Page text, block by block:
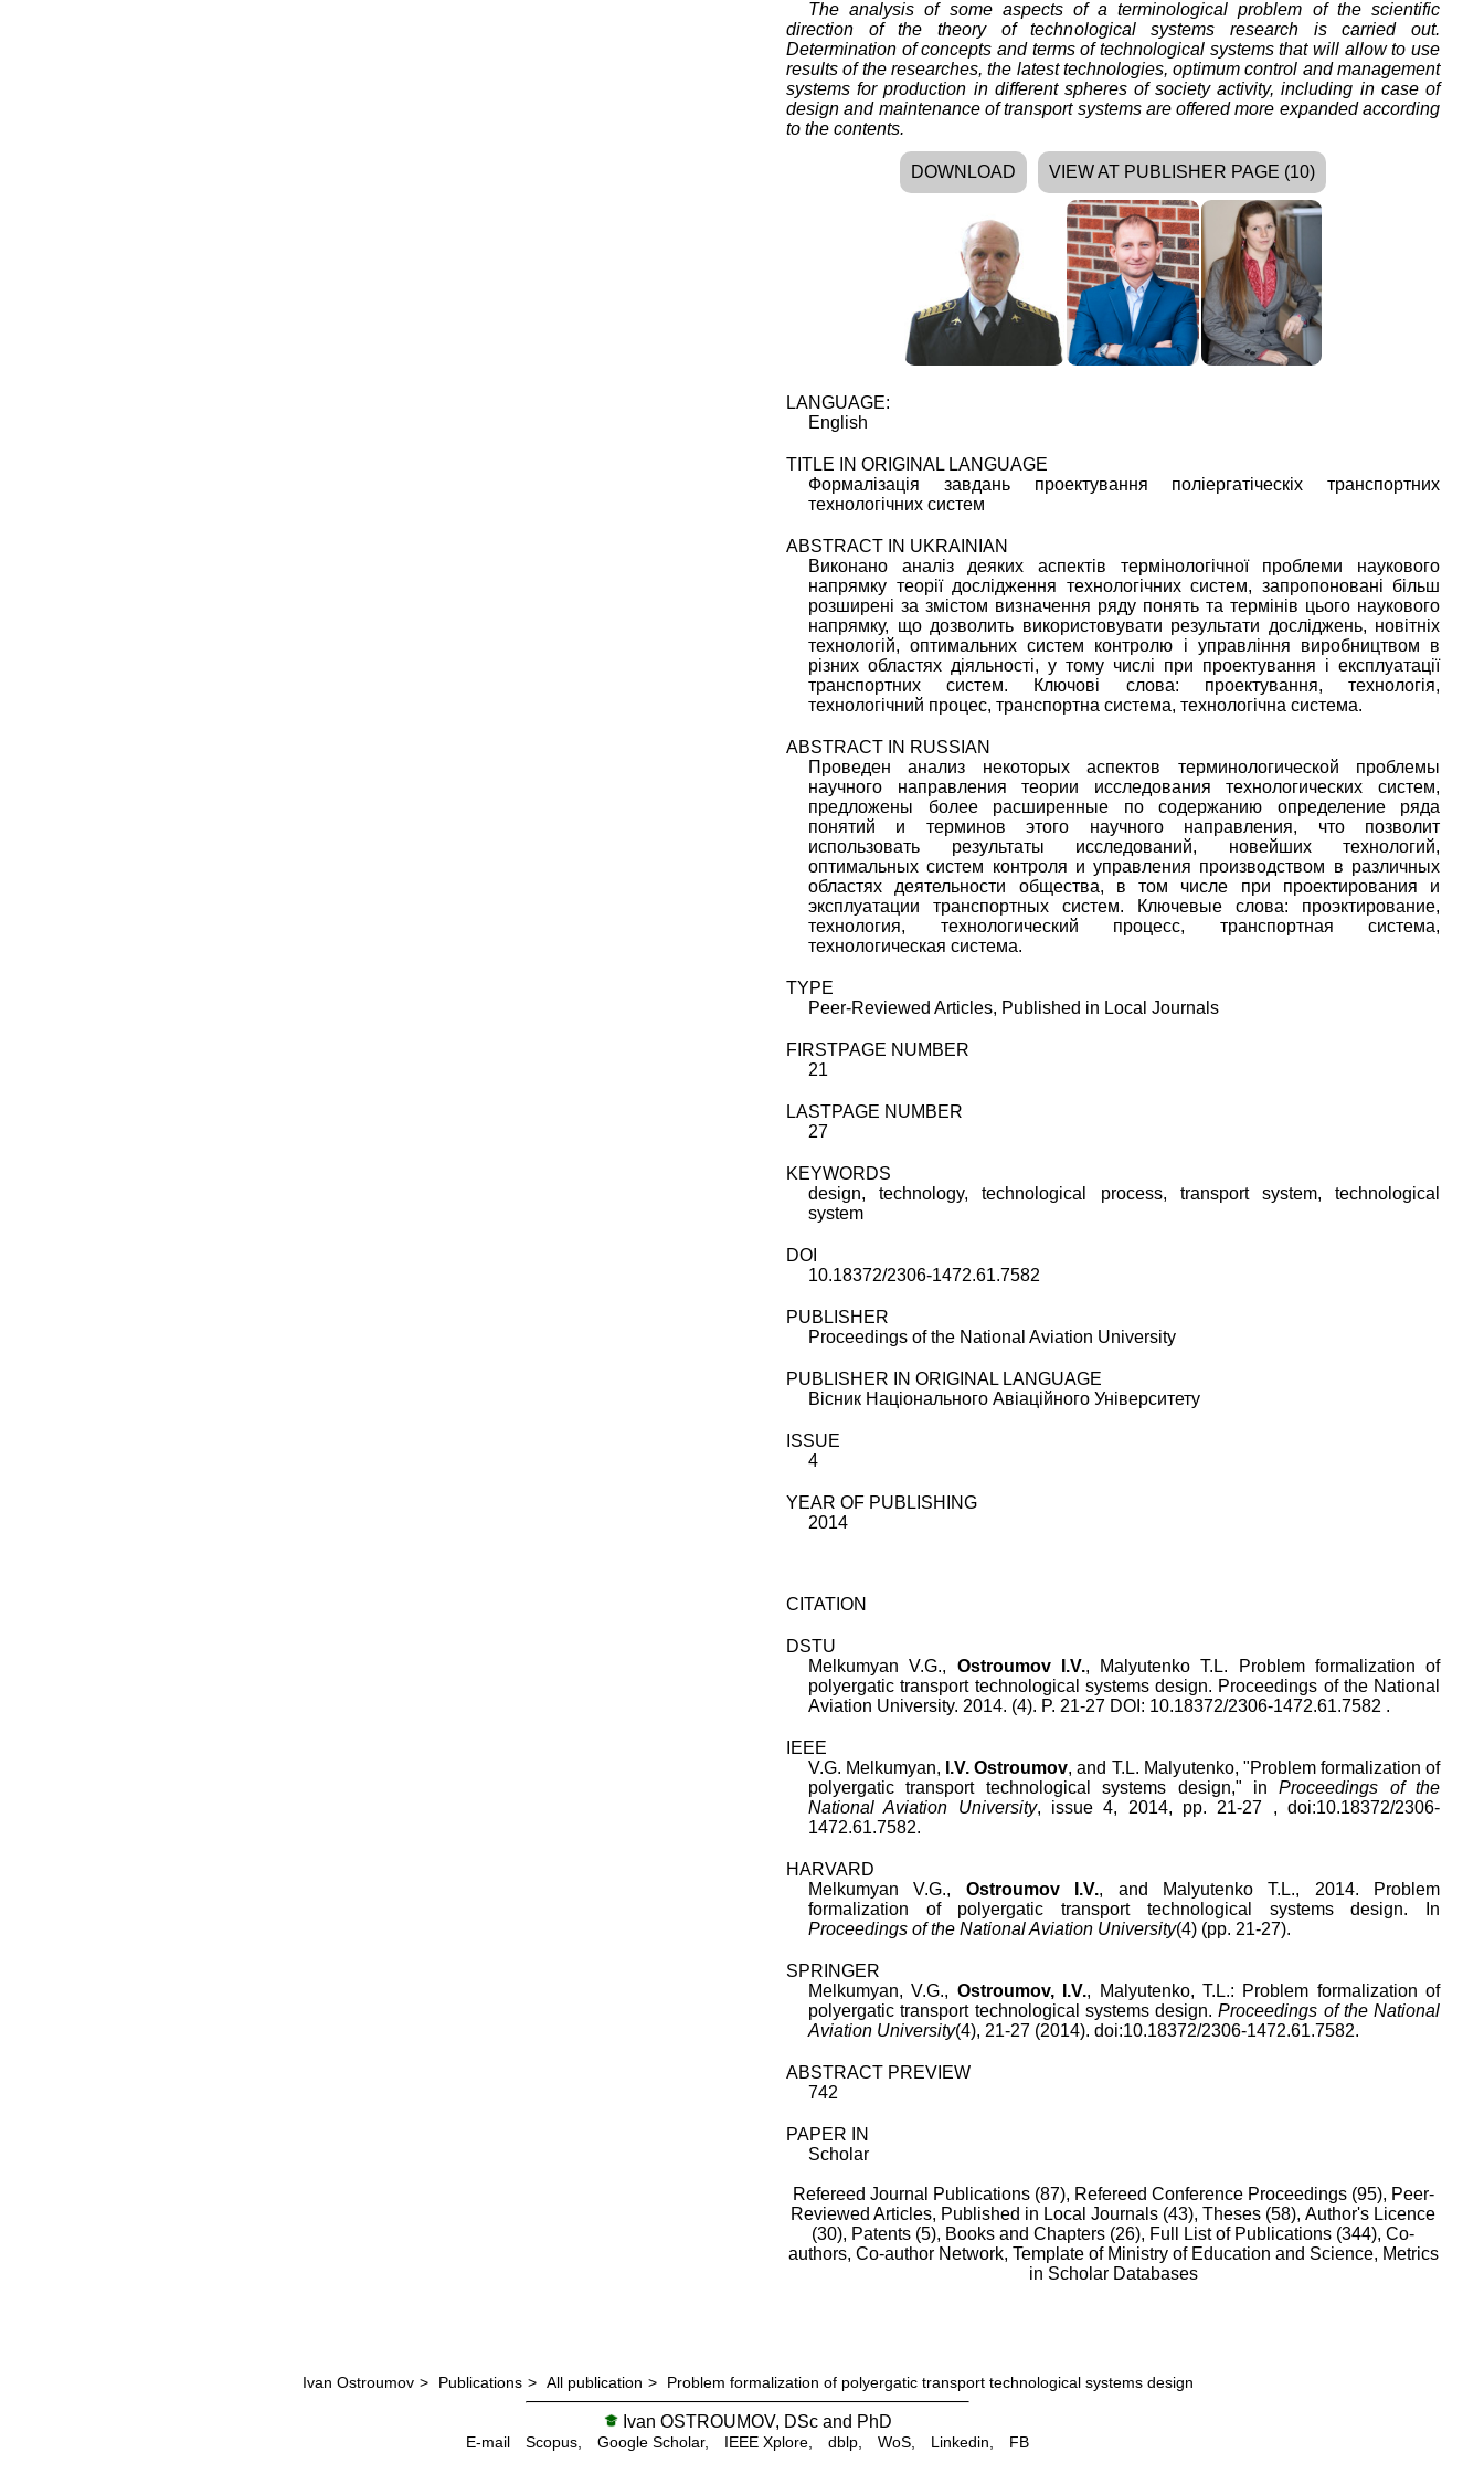
The analysis of some aspects of a terminological problem of the scientific
direction of the theory of technological systems research is carried out.
Determination of concepts and terms of technological systems that will allow to use
results of the researches, the latest technologies, optimum control and management
systems for production in different spheres of society activity, including in case of
design and maintenance of transport systems are offered more expanded according
to the contents.
DOWNLOAD VIEW AT PUBLISHER PAGE (10)
LANGUAGE:
English
TITLE IN ORIGINAL LANGUAGE
Формалізація завдань проектування поліергатіческіх транспортних
технологічних систем
ABSTRACT IN UKRAINIAN
Виконано аналіз деяких аспектів термінологічної проблеми наукового
напрямку теорії дослідження технологічних систем, запропоновані більш
розширені за змістом визначення ряду понять та термінів цього наукового
напрямку, що дозволить використовувати результати досліджень, новітніх
технологій, оптимальних систем контролю і управління виробництвом в
різних областях діяльності, у тому числі при проектування і експлуатації
транспортних систем. Ключові слова: проектування, технологія,
технологічний процес, транспортна система, технологічна система.
ABSTRACT IN RUSSIAN
Проведен анализ некоторых аспектов терминологической проблемы
научного направления теории исследования технологических систем,
предложены более расширенные по содержанию определение ряда
понятий и терминов этого научного направления, что позволит
использовать результаты исследований, новейших технологий,
оптимальных систем контроля и управления производством в различных
областях деятельности общества, в том числе при проектирования и
эксплуатации транспортных систем. Ключевые слова: проэктирование,
технология, технологический процесс, транспортная система,
технологическая система.
TYPE
Peer-Reviewed Articles, Published in Local Journals
FIRSTPAGE NUMBER
21
LASTPAGE NUMBER
27
KEYWORDS
design, technology, technological process, transport system, technological
system
DOI
10.18372/2306-1472.61.7582
PUBLISHER
Proceedings of the National Aviation University
PUBLISHER IN ORIGINAL LANGUAGE
Вісник Національного Авіаційного Університету
ISSUE
4
YEAR OF PUBLISHING
2014
CITATION
DSTU
Melkumyan V.G., Ostroumov I.V., Malyutenko T.L.
Problem formalization of
polyergatic transport technological systems design. Proceedings of the National
Aviation University. 2014. (4). P. 21-27 DOI: 10.18372/2306-1472.61.7582 .
IEEE
V.G. Melkumyan, I.V. Ostroumov, and T.L. Malyutenko, "Problem formalization of
polyergatic transport technological systems design," inProceedings of the
National Aviation University, issue4, 2014, pp. 21-27 , doi:10.18372/2306-
1472.61.7582.
HARVARD
Melkumyan V.G., Ostroumov I.V., and Malyutenko T.L., 2014. Problem
formalization of polyergatic transport technological systems design. In
Proceedings of the National Aviation University(4) (pp. 21-27).
SPRINGER
Melkumyan, V.G., Ostroumov, I.V., Malyutenko, T.L.: Problem formalization of
polyergatic transport technological systems design.Proceedings of the National
Aviation University(4), 21-27 (2014). doi:10.18372/2306-1472.61.7582.
ABSTRACT PREVIEW
742
PAPER IN
Scholar
Refereed Journal Publications (87), Refereed Conference Proceedings (95), Peer-
Reviewed Articles, Published in Local Journals (43), Theses (58), Author's Licence
(30), Patents (5), Books and Chapters (26), Full List of Publications (344), Co-
authors, Co-author Network, Template of Ministry of Education and Science, Metrics
in Scholar Databases
Ivan Ostroumov > Publications > All publication > Problem formalization of polyergatic transport technological systems design
Ivan OSTROUMOV, DSc and PhD
E-mail Scopus, Google Scholar, IEEE Xplore, dblp, WoS, Linkedin, FB